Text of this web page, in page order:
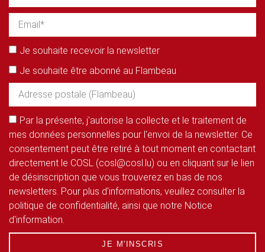
Je souhaite recevoir la newsletter
Je souhaite être abonné au Flambeau
Par la présente, j'autorise la collecte et le traitement de
mes données personnelles pour l'envoi de la newsletter. Ce
consentement peut être retiré à tout moment en contactant
directement le COSL (cosl@cosl.lu) ou en cliquant sur le lien
de désinscription que vous trouverez en bas de nos
newsletters. Pour plus d'informations, veuillez consulter la
politique de confidentialité, ainsi que notre Notice
d'information.
JE M'INSCRIS